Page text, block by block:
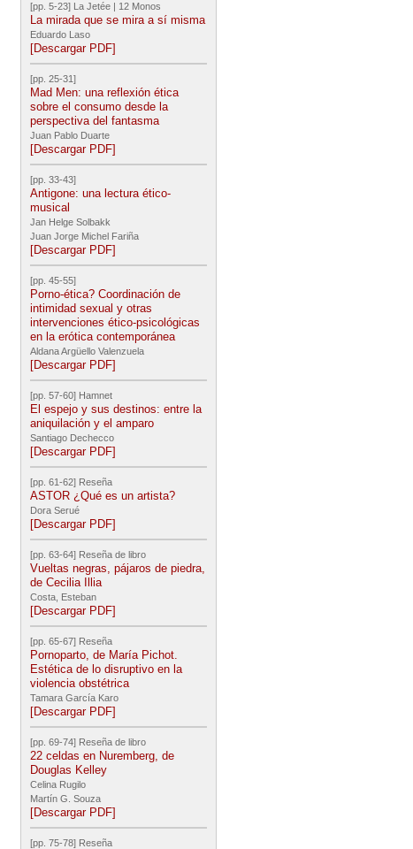
[pp. 5-23] La Jetée | 12 Monos
La mirada que se mira a sí misma
Eduardo Laso
[Descargar PDF]
[pp. 25-31]
Mad Men: una reflexión ética
sobre el consumo desde la
perspectiva del fantasma
Juan Pablo Duarte
[Descargar PDF]
[pp. 33-43]
Antigone: una lectura ético-
musical
Jan Helge Solbakk
Juan Jorge Michel Fariña
[Descargar PDF]
[pp. 45-55]
Porno-ética? Coordinación de
intimidad sexual y otras
intervenciones ético-psicológicas
en la erótica contemporánea
Aldana Argüello Valenzuela
[Descargar PDF]
[pp. 57-60] Hamnet
El espejo y sus destinos: entre la
aniquilación y el amparo
Santiago Dechecco
[Descargar PDF]
[pp. 61-62] Reseña
ASTOR ¿Qué es un artista?
Dora Serué
[Descargar PDF]
[pp. 63-64] Reseña de libro
Vueltas negras, pájaros de piedra,
de Cecilia Illia
Costa, Esteban
[Descargar PDF]
[pp. 65-67] Reseña
Pornoparto, de María Pichot.
Estética de lo disruptivo en la
violencia obstétrica
Tamara García Karo
[Descargar PDF]
[pp. 69-74] Reseña de libro
22 celdas en Nuremberg, de
Douglas Kelley
Celina Rugilo
Martín G. Souza
[Descargar PDF]
[pp. 75-78] Reseña